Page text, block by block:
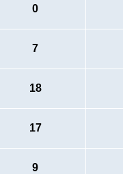
0
7
18
17
9